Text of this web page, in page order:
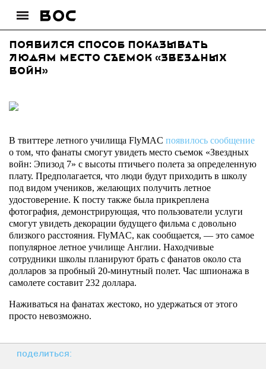
Появился способ показывать
людям место съемок «Звездных
войн»
В твиттере летного училища FlyMAC появилось сообщение
о том, что фанаты смогут увидеть место съемок «Звездных
войн: Эпизод 7» с высоты птичьего полета за определенную
плату. Предполагается, что люди будут приходить в школу
под видом учеников, желающих получить летное
удостоверение. К посту также была прикреплена
фотография, демонстрирующая, что пользователи услуги
смогут увидеть декорации будущего фильма с довольно
близкого расстояния. FlyMAC, как сообщается, — это самое
популярное летное училище Англии. Находчивые
сотрудники школы планируют брать с фанатов около ста
долларов за пробный 20-минутный полет. Час шпионажа в
самолете составит 232 доллара.
Наживаться на фанатах жестоко, но удержаться от этого
просто невозможно.
поделиться: